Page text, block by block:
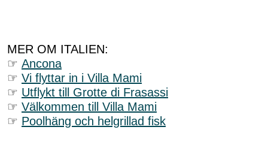
MER OM ITALIEN:
☞ Ancona
☞ Vi flyttar in i Villa Mami
☞ Utflykt till Grotte di Frasassi
☞ Välkommen till Villa Mami
☞ Poolhäng och helgrillad fisk